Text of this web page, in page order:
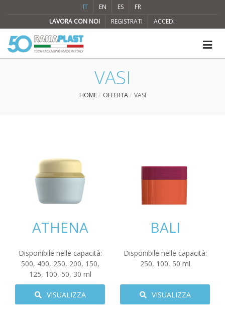
IT EN ES
FR
LAVORA CON NOI
REGISTRATI ACCEDI
VASI
HOME OFFERTA VASI
ATHENA
Disponibile nelle capacità:
500, 400, 250, 200, 150,
125, 100, 50, 30 ml
VISUALIZZA
BALI
Disponibile nelle capacità:
250, 100, 50 ml
VISUALIZZA